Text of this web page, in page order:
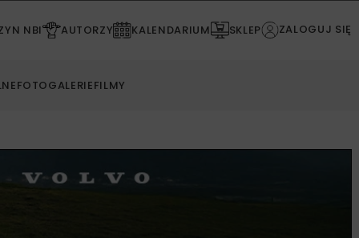
NBI AUTORZY KALENDARIUM SKLEP ZALOGUJ SIĘ
FOTOGALERIEFILMY